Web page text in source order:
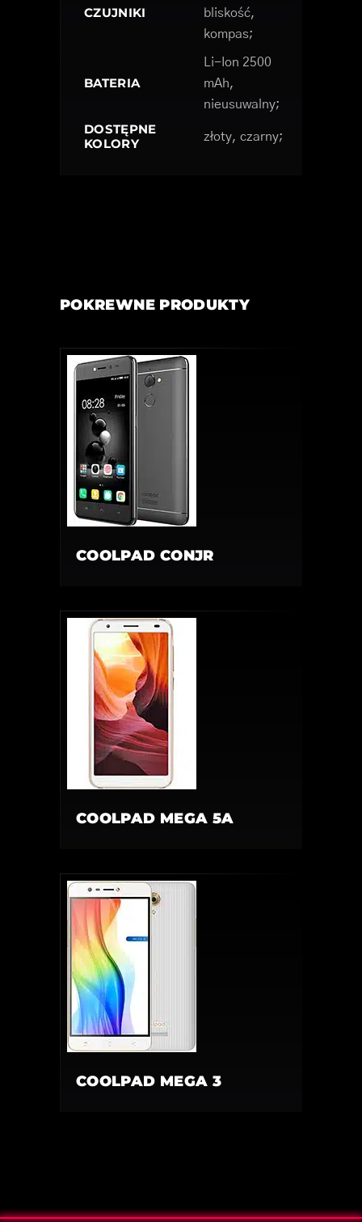
CZUJNIKI
bliskość,
kompas;
BATERIA
Li-Ion 2500
mAh,
nieusuwalny;
DOSTĘPNE
KOLORY
złoty, czarny;
POKREWNE PRODUKTY
COOLPAD CONJR
COOLPAD MEGA 5A
COOLPAD MEGA 3